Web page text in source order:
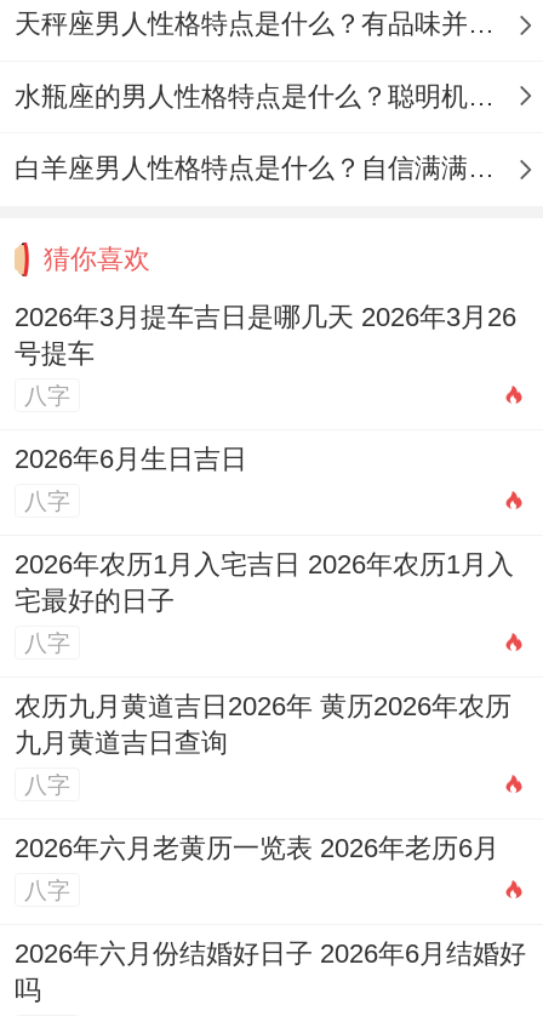
弱于是但需格外指出的是更珍贵.
老实讲，间说不定是最佳的解药~但陪伴能
让着个过程不哪么难熬.有个男孩分享过他的
点准时拨通语音电话！
啥也不说只是各自做自己的事。键盘声、翻
书声、偶尔的轻笑声；渐渐织成一张温柔的
网。托住了哪部分意思是将坠落的夜晚.
三个月后的某天女孩意外地在电话里哼起歌
来~谁瞬间他明白 部分伤口正在看不见的地
方悄悄愈合。
大家可能不知道；解天秤座的伤心;就像解读
一首朦胧诗—字句间藏着千回百转、停顿处
全是欲说还休。
他们说不定永远学不会直白地喊痛...但会记
的你递来热茶时掌心的温度。会珍藏你陪他
们看过的凌晨星光！
节奏去等待 -说不定就能明白:所谓安慰；
天秤座男人性格特点是什么？有品味并注重美感
水瓶座的男人性格特点是什么？聪明机智理性冷静
白羊座男人性格特点是什么？自信满满但缺乏耐心
猜你喜欢
2026年3月提车吉日是哪几天 2026年3月26
号提车
八字
2026年6月生日吉日
八字
2026年农历1月入宅吉日 2026年农历1月入
宅最好的日子
八字
农历九月黄道吉日2026年 黄历2026年农历
九月黄道吉日查询
八字
2026年六月老黄历一览表 2026年老历6月
八字
2026年六月份结婚好日子 2026年6月结婚好
吗